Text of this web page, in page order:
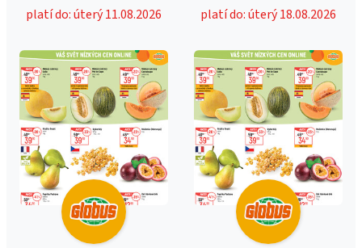
platí do: úterý 11.08.2026
platí do: úterý 18.08.2026